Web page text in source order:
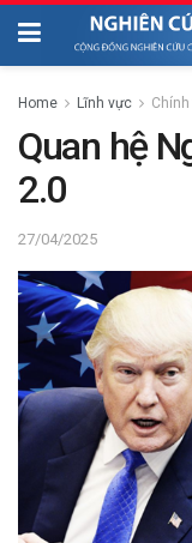
Home Lĩnh vực Chính
Quan hệ
2.0
27/04/2025